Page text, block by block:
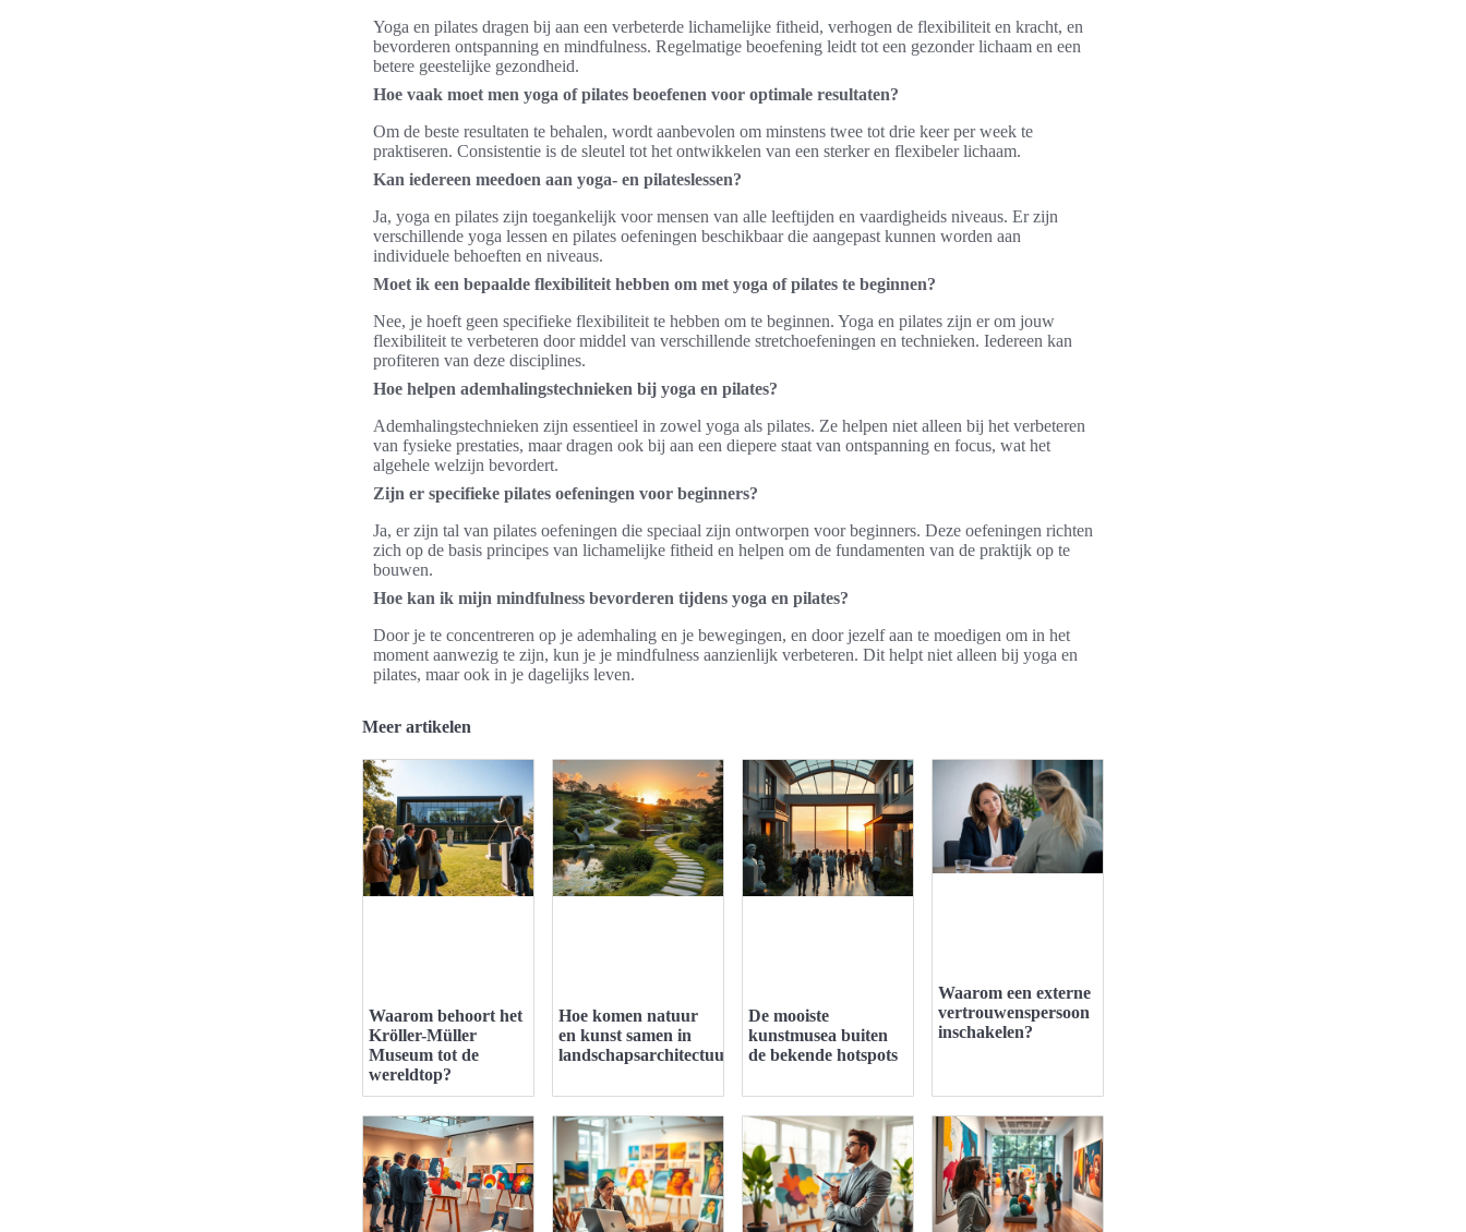
Yoga en pilates dragen bij aan een verbeterde lichamelijke fitheid, verhogen de flexibiliteit en kracht, en
bevorderen ontspanning en mindfulness. Regelmatige beoefening leidt tot een gezonder lichaam en een
betere geestelijke gezondheid.
Hoe vaak moet men yoga of pilates beoefenen voor optimale resultaten?
Om de beste resultaten te behalen, wordt aanbevolen om minstens twee tot drie keer per week te
praktiseren. Consistentie is de sleutel tot het ontwikkelen van een sterker en flexibeler lichaam.
Kan iedereen meedoen aan yoga- en pilateslessen?
Ja, yoga en pilates zijn toegankelijk voor mensen van alle leeftijden en vaardigheids niveaus. Er zijn
verschillende yoga lessen en pilates oefeningen beschikbaar die aangepast kunnen worden aan
individuele behoeften en niveaus.
Moet ik een bepaalde flexibiliteit hebben om met yoga of pilates te beginnen?
Nee, je hoeft geen specifieke flexibiliteit te hebben om te beginnen. Yoga en pilates zijn er om jouw
flexibiliteit te verbeteren door middel van verschillende stretchoefeningen en technieken. Iedereen kan
profiteren van deze disciplines.
Hoe helpen ademhalingstechnieken bij yoga en pilates?
Ademhalingstechnieken zijn essentieel in zowel yoga als pilates. Ze helpen niet alleen bij het verbeteren
van fysieke prestaties, maar dragen ook bij aan een diepere staat van ontspanning en focus, wat het
algehele welzijn bevordert.
Zijn er specifieke pilates oefeningen voor beginners?
Ja, er zijn tal van pilates oefeningen die speciaal zijn ontworpen voor beginners. Deze oefeningen richten
zich op de basis principes van lichamelijke fitheid en helpen om de fundamenten van de praktijk op te
bouwen.
Hoe kan ik mijn mindfulness bevorderen tijdens yoga en pilates?
Door je te concentreren op je ademhaling en je bewegingen, en door jezelf aan te moedigen om in het
moment aanwezig te zijn, kun je je mindfulness aanzienlijk verbeteren. Dit helpt niet alleen bij yoga en
pilates, maar ook in je dagelijks leven.
Meer artikelen
Waarom behoort het
Kröller-Müller
Museum tot de
wereldtop?
Hoe komen natuur
en kunst samen in
landschapsarchitectuur?
De mooiste
kunstmusea buiten
de bekende hotspots
Waarom een externe
vertrouwenspersoon
inschakelen?